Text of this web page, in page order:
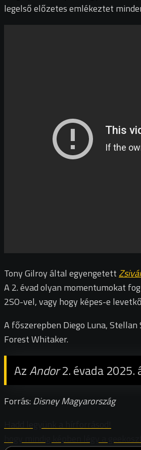
legelső előzetes emlékeztet
Tony Gilroy által egyengetett
A 2. évad olyan momentumokat
2SO-vel, vagy hogy képes-e
A főszerepben Diego Luna, Stellan
Forest Whitaker.
AzAndor2. évada 2025.
Forrás: Disney Magyarország